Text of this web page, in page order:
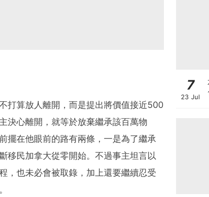
打算放人離開，而是提出將價值接近500
決心離開，就等於放棄繼承該百萬物
擺在他眼前的路有兩條，一是為了繼承
移民加拿大從零開始。不過事主坦言以
，也未必會被取錄，加上還要繼續忍受
7
23 Jul